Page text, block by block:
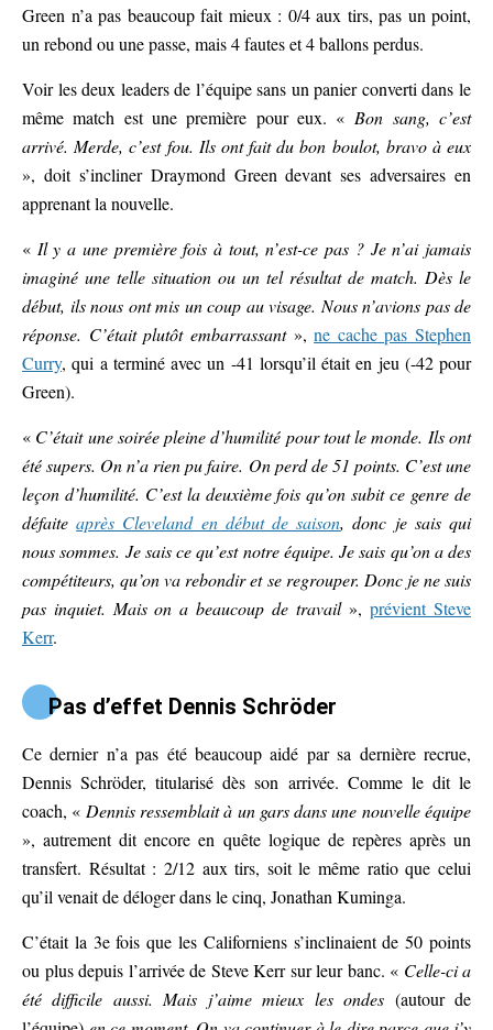
Green n’a pas beaucoup fait mieux : 0/4 aux tirs, pas un point,
un rebond ou une passe, mais 4 fautes et 4 ballons perdus.
Voir les deux leaders de l’équipe sans un panier converti dans le
même match est une première pour eux. «Bon sang, c’est
arrivé. Merde, c’est fou. Ils ont fait du bon boulot, bravo à eux
», doit s’incliner Draymond Green devant ses adversaires en
apprenant la nouvelle.
« Il y a une première fois à tout, n’est-ce pas ? Je n’ai jamais
imaginé une telle situation ou un tel résultat de match. Dès le
début, ils nous ont mis un coup au visage. Nous n’avions pas de
réponse. C’était plutôt embarrassant»,ne cache pas Stephen
Curry, qui a terminé avec un -41 lorsqu’il était en jeu (-42 pour
Green).
« C’était une soirée pleine d’humilité pour tout le monde. Ils ont
été supers. On n’a rien pu faire. On perd de 51 points. C’est une
leçon d’humilité. C’est la deuxième fois qu’on subit ce genre de
défaiteaprès Cleveland en début de saison, donc je sais qui
nous sommes. Je sais ce qu’est notre équipe. Je sais qu’on a des
compétiteurs, qu’on va rebondir et se regrouper. Donc je ne suis
pas inquiet. Mais on a beaucoup de travail»,prévient Steve
Kerr.
Pas d’effet Dennis Schröder
Ce dernier n’a pas été beaucoup aidé par sa dernière recrue,
Dennis Schröder, titularisé dès son arrivée. Comme le dit le
coach, « Dennis ressemblait à un gars dans une nouvelle équipe
», autrement dit encore en quête logique de repères après un
transfert. Résultat : 2/12 aux tirs, soit le même ratio que celui
qu’il venait de déloger dans le cinq, Jonathan Kuminga.
C’était la 3e fois que les Californiens s’inclinaient de 50 points
ou plus depuis l’arrivée de Steve Kerr sur leur banc. « Celle-ci a
été difficile aussi. Mais j’aime mieux les ondes (autour de